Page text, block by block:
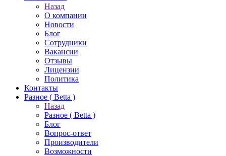
Назад
О компании
Новости
Блог
Сотрудники
Вакансии
Отзывы
Лицензии
Политика
Контакты
Разное ( Betta )
Назад
Разное ( Betta )
Блог
Вопрос-ответ
Производители
Возможности